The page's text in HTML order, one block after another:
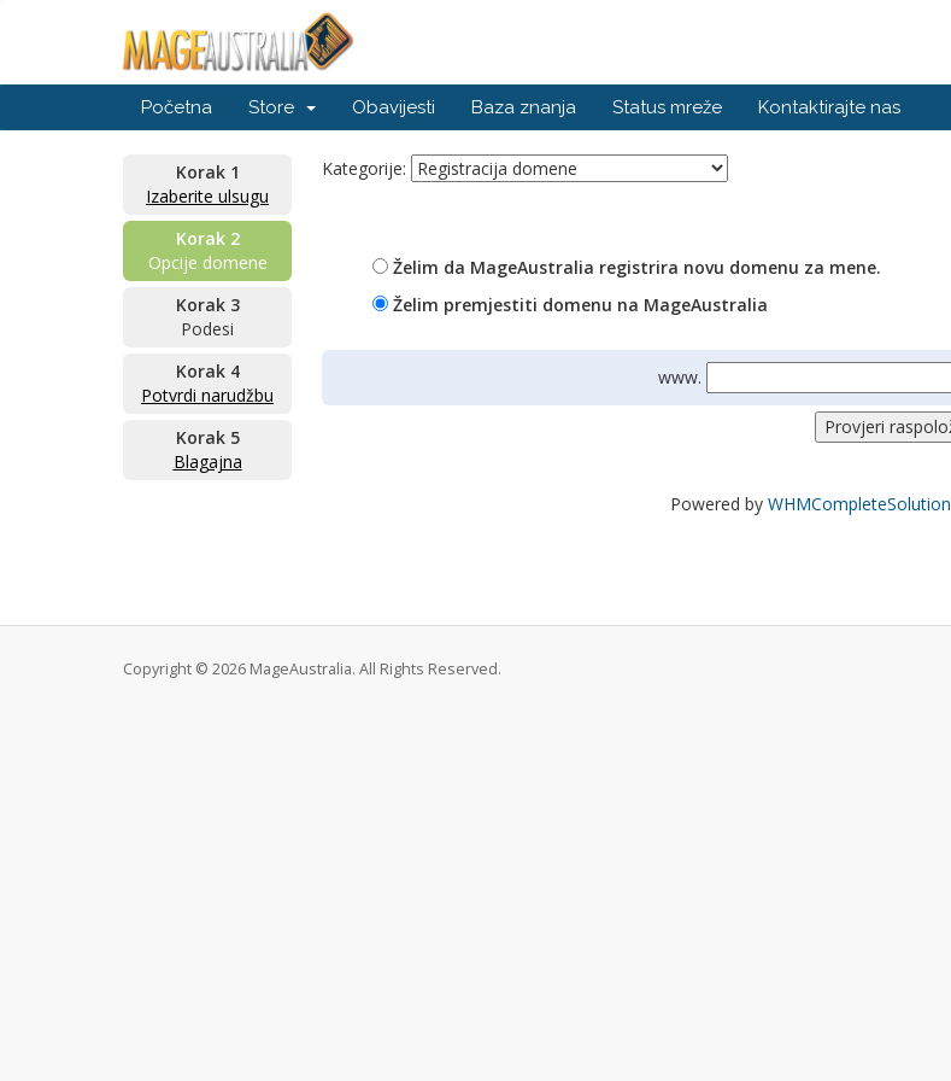
Početna Store Obavijesti Baza znanja Status mreže Kontaktirajte nas
Korak 1
Izaberite ulsugu
Korak 2
Opcije domene
Korak 3
Podesi
Korak 4
Potvrdi narudžbu
Korak 5
Blagajna
Kategorije:
Želim da MageAustralia registrira novu domenu za mene.
Želim premjestiti domenu na MageAustralia
www.
Powered by WHMCompleteSolution
Copyright © 2026 MageAustralia. All Rights Reserved.